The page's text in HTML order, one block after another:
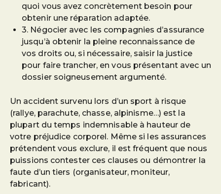
quoi vous avez concrètement besoin pour
obtenir une réparation adaptée.
3. Négocier avec les compagnies d’assurance
jusqu’à obtenir la pleine reconnaissance de
vos droits ou, si nécessaire, saisir la justice
pour faire trancher, en vous présentant avec un
dossier soigneusement argumenté.
Un accident survenu lors d’un sport à risque
(rallye, parachute, chasse, alpinisme…) est la
plupart du temps indemnisable à hauteur de
votre préjudice corporel. Même si les assurances
prétendent vous exclure, il est fréquent que nous
puissions contester ces clauses ou démontrer la
faute d’un tiers (organisateur, moniteur,
fabricant).